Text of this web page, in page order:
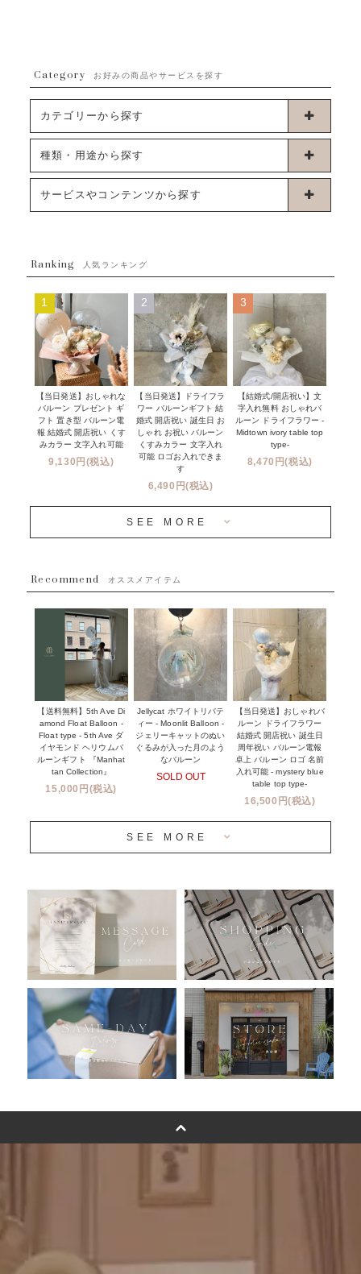
Category お好みの商品やサービスを探す
カテゴリーから探す
卓上タイプバルーン
ブーケタイプバルーン
ムーンリットバルーン
コンフェッティバルーン
フリンジバルーン
デコレーションセット
プロップスバルーン
オプション
成人式・卒業式・入学式バルーンブーケ
種類・用途から探す
お誕生日
開店・周年祝い
発表会・劇場
その他お祝い
クリスマス
新商品
~３０００円
~５５００円
１１０００円以上
NEW YORK MIND - ニューヨークスタイルバルーン
※コンフェッティバルーン -プリント内容-
サービスやコンテンツから探す
発送について
Q&A
メッセージカード・電報について
オーダーメイドについて
セミオーダーについて
フリンジバルーンについて
コンフェッティバルーンについて
ハワイウェディングサービス
企業・法人様
ウェディングコンフェッティバルーン特集
実店舗について -大阪 堀江店・名古屋 星ヶ丘店・滋賀 配送
センター店・沖縄 嘉手納基地店-
プリントサービス
前撮り写真バルーン特集
姉妹店＆関連ショップについて
安心のチャビーバルーン
おすすめ商品
バルーン自動販売機
浮くバルーンオーダーメイド - coming soonn -
卓上バルーンオーダーメイド
ムーンリットバルーンについて
その他オーダーメイド
バルーンフラワーブーケについて
プリントフォント詳細＆使用例
お知らせ
Ranking 人気ランキング
1
【当日発送】おしゃれな
バルーン プレゼント ギ
フト 置き型 バルーン電
報 結婚式 開店祝い くす
みカラー 文字入れ可能
9,130円(税込)
2
【当日発送】ドライフラ
ワー バルーンギフト 結
婚式 開店祝い 誕生日 お
しゃれ お祝い バルーン
くすみカラー 文字入れ
可能 ロゴお入れできま
す
6,490円(税込)
3
【結婚式/開店祝い】文
字入れ無料 おしゃれバ
ルーン ドライフラワー -
Midtown ivory table top
type-
8,470円(税込)
SEE MORE
Recommend オススメアイテム
【送料無料】5th Ave Di
amond Float Balloon -
Float type - 5th Ave ダ
イヤモンド ヘリウムバ
ルーンギフト 『Manhat
tan Collection』
15,000円(税込)
Jellycat ホワイトリバテ
ィー - Moonlit Balloon -
ジェリーキャットのぬい
ぐるみが入った月のよう
なバルーン
SOLD OUT
【当日発送】おしゃれバ
ルーン ドライフラワー
結婚式 開店祝い 誕生日
周年祝い バルーン電報
卓上 バルーン ロゴ 名前
入れ可能 - mystery blue
table top type-
16,500円(税込)
SEE MORE